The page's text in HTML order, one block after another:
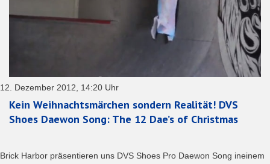
12. Dezember 2012, 14:20 Uhr
Kein Weihnachtsmärchen sondern Realität! DVS
Shoes Daewon Song: The 12 Dae’s of Christmas
Brick Harbor präsentieren uns DVS Shoes Pro Daewon Song ineinem